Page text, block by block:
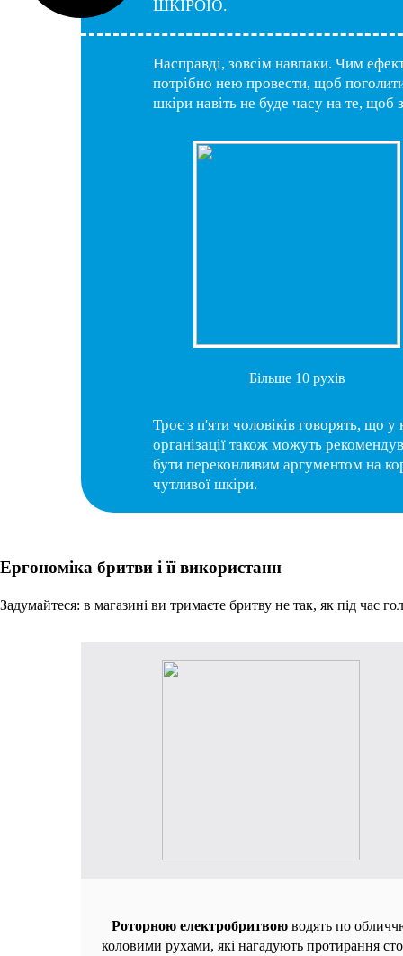
ШКІРОЮ.
Насправді, зовсім навпаки. Чим
потрібно нею провести, щоб
шкіри навіть не буде часу на те, щоб
Більше 10 рухів
Троє з п'яти чоловіків говорять, що
організації також можуть
бути переконливим аргументом на
чутливої шкіри.
Ергономіка бритви і її використанн
Задумайтеся: в магазині ви тримаєте бритву не так, як під час
Роторною електробритвою водять по
коловими рухами, які нагадують протирання